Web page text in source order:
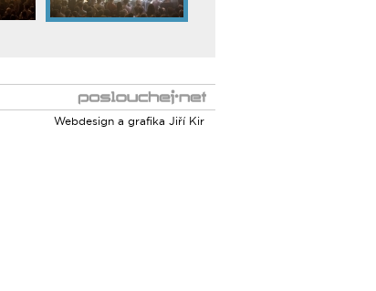
Webdesign a grafika Jiří Kir